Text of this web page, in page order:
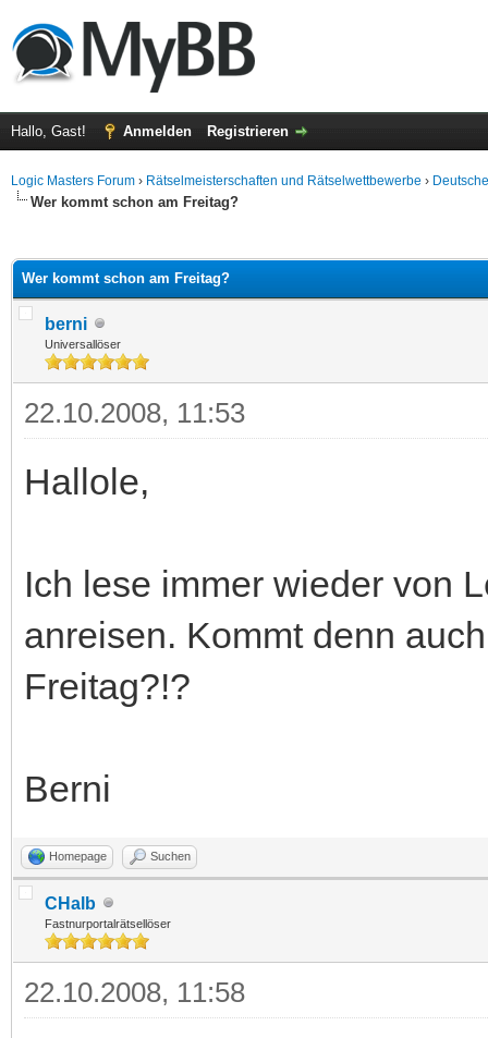
Hallo, Gast! Anmelden Registrieren
Logic Masters Forum › Rätselmeisterschaften und Rätselwettbewerbe ›
Wer kommt schon am Freitag?
Wer kommt schon am Freitag?
berni
Universallöser
22.10.2008, 11:53
Hallole,
Ich lese immer wieder von
anreisen. Kommt denn
Freitag?!?
Berni
Homepage Suchen
CHalb
Fastnurportalrätsellöser
22.10.2008, 11:58